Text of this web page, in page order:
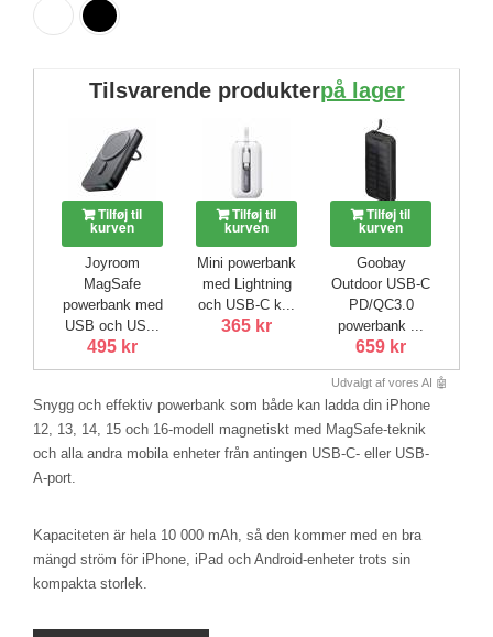
Tilsvarende produkterpå lager
Tilføj til
kurven
Joyroom
MagSafe
powerbank med
USB och US...
495 kr
Tilføj til
kurven
Mini powerbank
med Lightning
och USB-C k...
365 kr
Tilføj til
kurven
Goobay
Outdoor USB-C
PD/QC3.0
powerbank ...
659 kr
Udvalgt af vores AI 🤖
Snygg och effektiv powerbank som både kan ladda din iPhone
12, 13, 14, 15 och 16-modell magnetiskt med MagSafe-teknik
och alla andra mobila enheter från antingen USB-C- eller USB-
A-port.
Kapaciteten är hela 10 000 mAh, så den kommer med en bra
mängd ström för iPhone, iPad och Android-enheter trots sin
kompakta storlek.